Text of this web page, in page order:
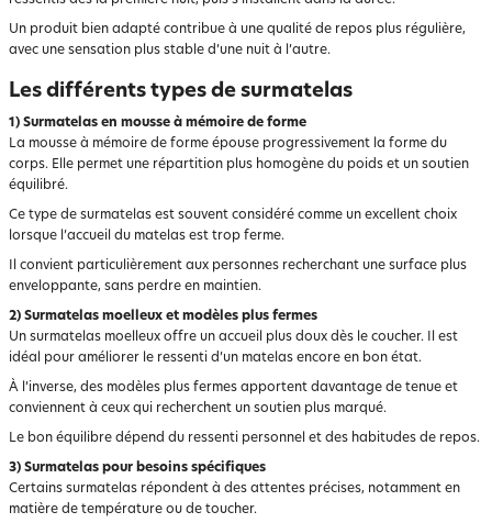
Un produit bien adapté contribue à une qualité de repos plus régulière,
avec une sensation plus stable d’une nuit à l’autre.
Les différents types de surmatelas
1) Surmatelas en mousse à mémoire de forme
La mousse à mémoire de forme épouse progressivement la forme du
corps. Elle permet une répartition plus homogène du poids et un soutien
équilibré.
Ce type de surmatelas est souvent considéré comme un excellent choix
lorsque l’accueil du matelas est trop ferme.
Il convient particulièrement aux personnes recherchant une surface plus
enveloppante, sans perdre en maintien.
2) Surmatelas moelleux et modèles plus fermes
Un surmatelas moelleux offre un accueil plus doux dès le coucher. Il est
idéal pour améliorer le ressenti d’un matelas encore en bon état.
À l’inverse, des modèles plus fermes apportent davantage de tenue et
conviennent à ceux qui recherchent un soutien plus marqué.
Le bon équilibre dépend du ressenti personnel et des habitudes de repos.
3) Surmatelas pour besoins spécifiques
Certains surmatelas répondent à des attentes précises, notamment en
matière de température ou de toucher.